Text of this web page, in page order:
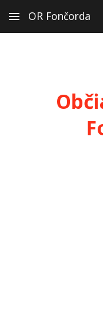
Skip to main content
OR Fončorda